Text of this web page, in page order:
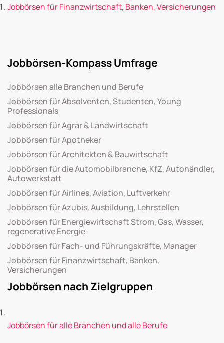
Jobbörsen für Finanzwirtschaft, Banken, Versicherungen
Jobbörsen-Kompass Umfrage
Jobbörsen alle Branchen und Berufe
Jobbörsen für Absolventen, Studenten, Young
Professionals
Jobbörsen für Agrar & Landwirtschaft
Jobbörsen für Apotheker
Jobbörsen für Architekten & Bauwirtschaft
Jobbörsen für die Automobilbranche, KfZ, Autohändler,
Autowerkstatt
Jobbörsen für Airlines, Aviation, Luftverkehr
Jobbörsen für Azubis, Ausbildung, Lehrstellen
Jobbörsen für Energiewirtschaft Strom, Gas, Wasser,
regenerative Energie
Jobbörsen für Fach- und Führungskräfte, Manager
Jobbörsen für Finanzwirtschaft, Banken,
Versicherungen
Jobbörsen nach Zielgruppen
Jobbörsen für alle Branchen und alle Berufe